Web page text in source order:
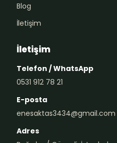
Blog
İletişim
İletişim
Telefon / WhatsApp
0531 912 78 21
E-posta
enesaktas3434@gmail.com
Adres